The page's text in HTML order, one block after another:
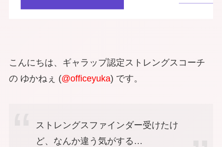
こんにちは、ギャラップ認定ストレングスコーチ
の ゆかねぇ (@officeyuka) です。
ストレングスファインダー受けたけ
ど、なんか違う気がする…